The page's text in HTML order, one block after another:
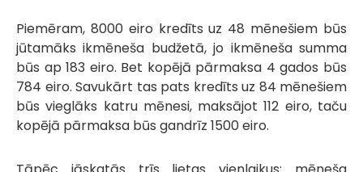
Piemēram, 8000 eiro kredīts uz 48 mēnešiem būs
jūtamāks ikmēneša budžetā, jo ikmēneša summa
būs ap 183 eiro. Bet kopējā pārmaksa 4 gados būs
784 eiro. Savukārt tas pats kredīts uz 84 mēnešiem
būs vieglāks katru mēnesi, maksājot 112 eiro, taču
kopējā pārmaksa būs gandrīz 1500 eiro.